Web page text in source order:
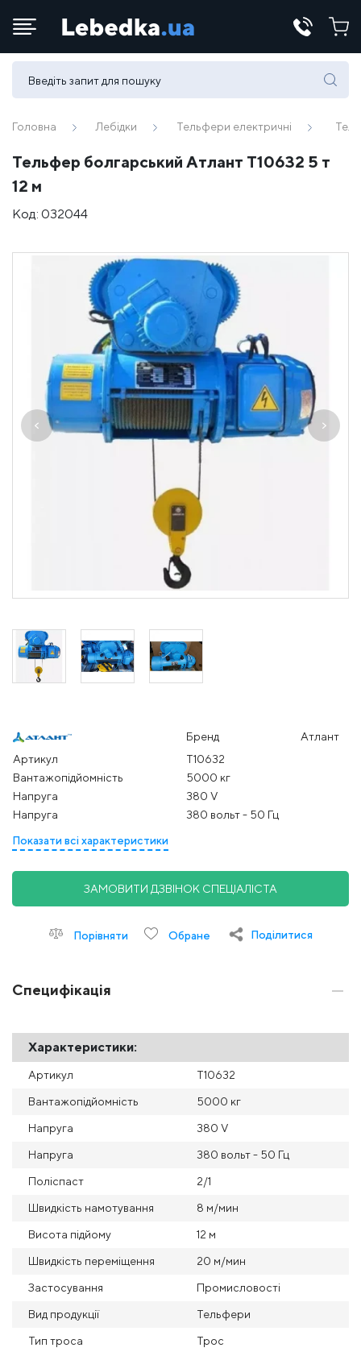
Телефони:
(067) 430 82-15
Головна Лебідки Тельфери електричні
Тельфер болгарський Атлант Т10632 5 т
12 м
Код: 032044
Бренд
Атлант
Артикул
Т10632
Вантажопідйомність
5000 кг
Напруга
380 V
Напруга
380 вольт - 50 Гц
Показати всі характеристики
ЗАМОВИТИ ДЗВІНОК СПЕЦІАЛІСТА
Порівняти Обране Поділитися
Специфікація
Характеристики:
Артикул Т10632
Вантажопідйомність 5000 кг
Напруга 380 V
Напруга 380 вольт - 50 Гц
Поліспаст 2/1
Швидкість намотування 8 м/мин
Висота підйому 12 м
Швидкість переміщення 20 м/мин
Застосування Промисловості
Вид продукції Тельфери
Тип троса Трос